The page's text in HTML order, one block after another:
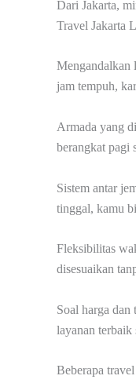
Dari Jakarta,
Travel Jakarta
Mengandalkan
jam tempuh,
Armada yang
berangkat pagi
Sistem antar
tinggal, kamu
Fleksibilitas
disesuaikan
Soal harga
layanan terbaik
Beberapa